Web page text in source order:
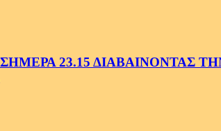
23.15 ΔΙΑΒΑΙΝΟΝΤΑΣ